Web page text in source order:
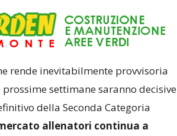
rende inevitabilmente provvisoria
settimane saranno decisive
della Seconda Categoria
allenatori continua a